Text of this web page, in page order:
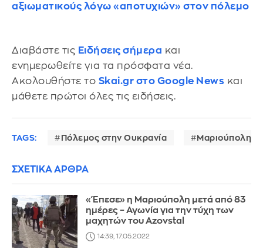
αξιωματικούς λόγω «αποτυχιών» στον πόλεμο
Διαβάστε τις Ειδήσεις σήμερα και
ενημερωθείτε για τα πρόσφατα νέα.
Ακολουθήστε το Skai.gr στο Google News και
μάθετε πρώτοι όλες τις ειδήσεις.
TAGS: Πόλεμος στην Ουκρανία Μαριούπολη
ΣΧΕΤΙΚΑ ΑΡΘΡΑ
«Έπεσε» η Μαριούπολη μετά από 83
ημέρες – Αγωνία για την τύχη των
μαχητών του Azovstal
14:39, 17.05.2022